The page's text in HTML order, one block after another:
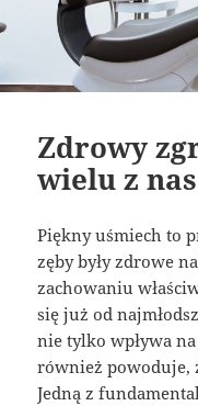
Zdrowy
wielu z
Piękny uśmiech to
zęby były zdrowe
zachowaniu
się już od
nie tylko wpływa
również powoduje,
Jedną z